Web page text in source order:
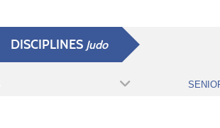
DISCIPLINES Judo